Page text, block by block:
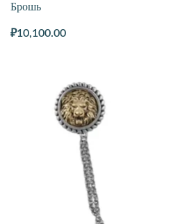
Брошь
₽10,100.00